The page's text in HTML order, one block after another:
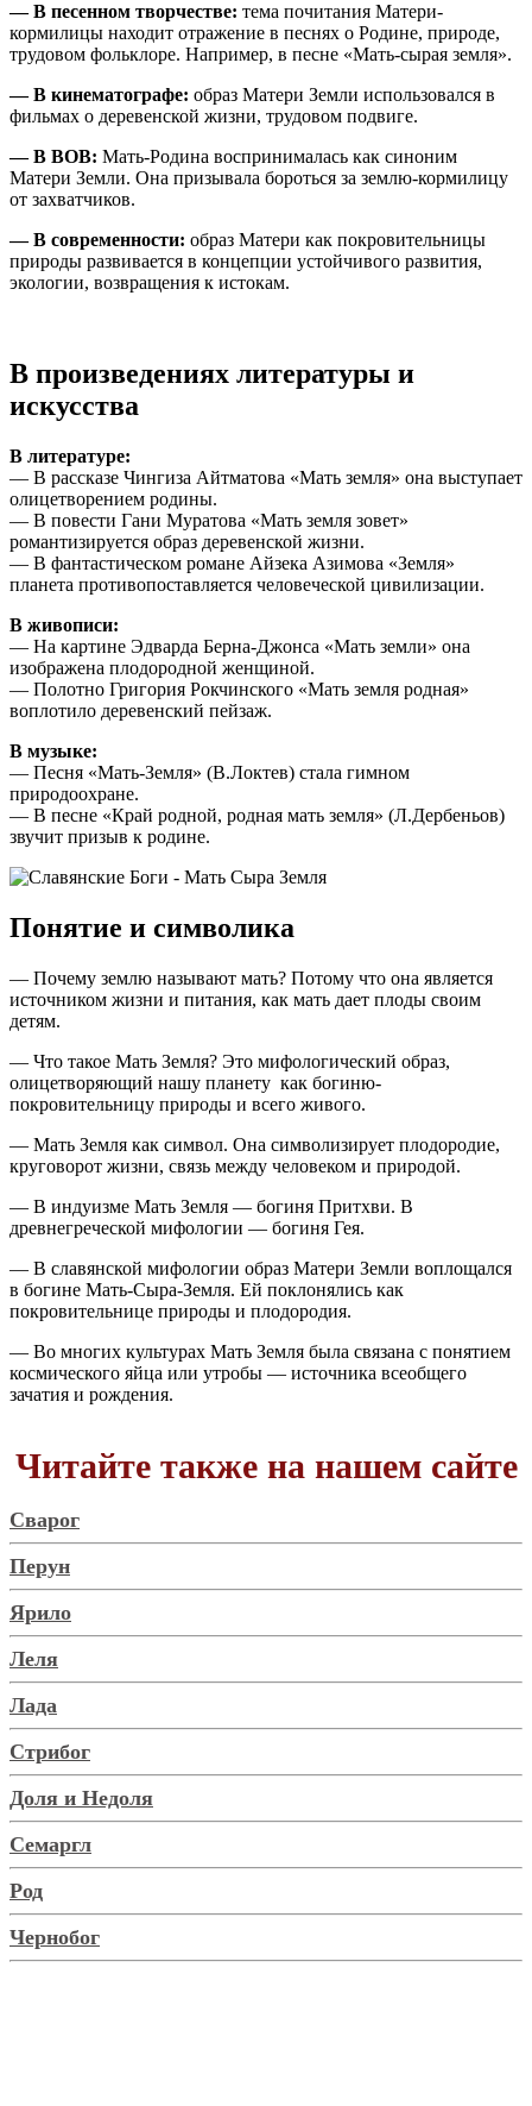
— В песенном творчестве: тема почитания Матери-
кормилицы находит отражение в песнях о Родине, природе,
трудовом фольклоре. Например, в песне «Мать-сырая земля».
— В кинематографе: образ Матери Земли использовался в
фильмах о деревенской жизни, трудовом подвиге.
— В ВОВ: Мать-Родина воспринималась как синоним
Матери Земли. Она призывала бороться за землю-кормилицу
от захватчиков.
— В современности: образ Матери как покровительницы
природы развивается в концепции устойчивого развития,
экологии, возвращения к истокам.
В произведениях литературы и
искусства
В литературе:
— В рассказе Чингиза Айтматова «Мать земля» она выступает
олицетворением родины.
— В повести Гани Муратова «Мать земля зовет»
романтизируется образ деревенской жизни.
— В фантастическом романе Айзека Азимова «Земля»
планета противопоставляется человеческой цивилизации.
В живописи:
— На картине Эдварда Берна-Джонса «Мать земли» она
изображена плодородной женщиной.
— Полотно Григория Рокчинского «Мать земля родная»
воплотило деревенский пейзаж.
В музыке:
— Песня «Мать-Земля» (В.Локтев) стала гимном
природоохране.
— В песне «Край родной, родная мать земля» (Л.Дербеньов)
звучит призыв к родине.
Понятие и символика
— Почему землю называют мать? Потому что она является
источником жизни и питания, как мать дает плоды своим
детям.
— Что такое Мать Земля? Это мифологический образ,
олицетворяющий нашу планету как богиню-
покровительницу природы и всего живого.
— Мать Земля как символ. Она символизирует плодородие,
круговорот жизни, связь между человеком и природой.
— В индуизме Мать Земля — богиня Притхви. В
древнегреческой мифологии — богиня Гея.
— В славянской мифологии образ Матери Земли воплощался
в богине Мать-Сыра-Земля. Ей поклонялись как
покровительнице природы и плодородия.
— Во многих культурах Мать Земля была связана с понятием
космического яйца или утробы — источника всеобщего
зачатия и рождения.
Читайте также на нашем сайте
Сварог
Перун
Ярило
Леля
Лада
Стрибог
Доля и Недоля
Семаргл
Род
Чернобог